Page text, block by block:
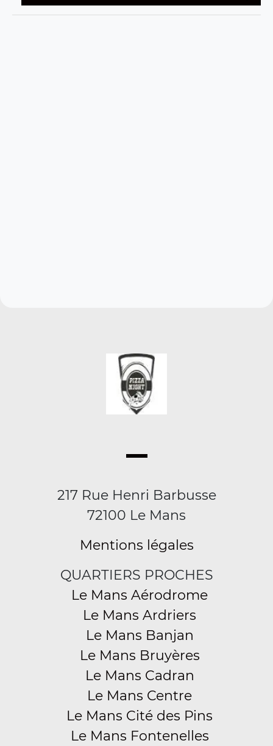
217 Rue Henri Barbusse
72100 Le Mans
Mentions légales
QUARTIERS PROCHES
Le Mans Aérodrome
Le Mans Ardriers
Le Mans Banjan
Le Mans Bruyères
Le Mans Cadran
Le Mans Centre
Le Mans Cité des Pins
Le Mans Fontenelles